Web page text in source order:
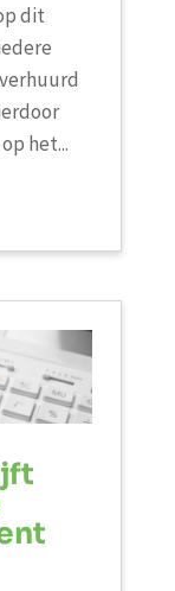
dit
het...